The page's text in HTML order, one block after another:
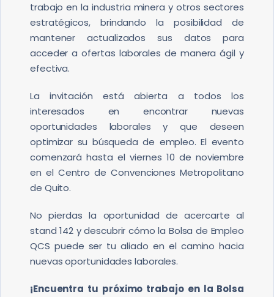
trabajo en la industria minera y otros sectores
estratégicos, brindando la posibilidad de
mantener actualizados sus datos para
acceder a ofertas laborales de manera ágil y
efectiva.
La invitación está abierta a todos los
interesados ​​en encontrar nuevas
oportunidades laborales y que deseen
optimizar su búsqueda de empleo. El evento
comenzará hasta el viernes 10 de noviembre
en el Centro de Convenciones Metropolitano
de Quito.
No pierdas la oportunidad de acercarte al
stand 142 y descubrir cómo la Bolsa de Empleo
QCS puede ser tu aliado en el camino hacia
nuevas oportunidades laborales.
¡Encuentra tu próximo trabajo en la Bolsa